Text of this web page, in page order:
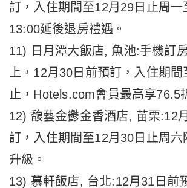
訂，入住期間至12月29日止周一
13:00延後退房禮遇。
11) 日月潭大飯店, 魚池:手機訂
上，12月30日前預訂，入住期間
止，Hotels.com會員最高享76.5
12) 馥藝金鬱金香酒店, 苗栗:12
訂，入住期間至12月30日止周六
升級。
13) 慕軒飯店, 台北:12月31日前